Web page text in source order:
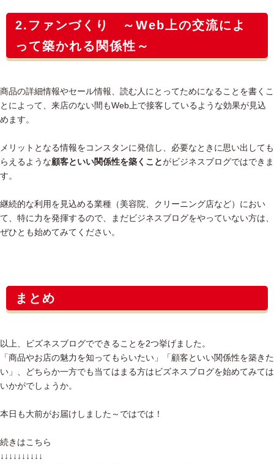
2.ファンづくり ～Web上の交流によ
って築かれる関係性～
商品の詳細情報やセール情報、読む人にとってためになることを書くこ
とによって、来店のない間もWeb上で接客しているような効果が見込
めます。
メリットとなる情報をコンスタンに発信し、必要なときに思い出しても
らえるような顧客といい関係性を築くことがビジネスブログではできま
す。
継続的な利用を見込める業種（美容院、クリーニング店など）におい
て、特に力を発揮するので、まだビジネスブログをやっていない方は、
ぜひとも始めてみてください。
まとめ
以上、ビズネスブログでできることを2つ挙げました。
「商品やお店の魅力を知ってもらいたい」「顧客といい関係性を築きた
い」、どちらか一方でも当てはまる方はビズネスブログを始めてみては
いかがでしょうか。
本日も大前がお届けしました～ではでは！
続きはこちら
↓↓↓↓↓↓↓↓↓↓